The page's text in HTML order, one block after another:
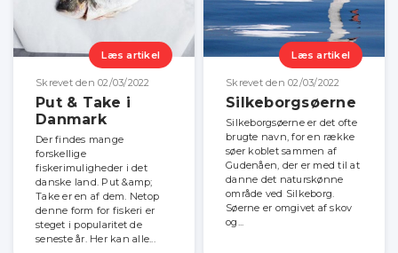
Læs artikel
Skrevet den 02/03/2022
Put & Take i
Danmark
Der findes mange
forskellige
fiskerimuligheder i det
danske land. Put &amp;
Take er en af dem. Netop
denne form for fiskeri er
steget i popularitet de
seneste år. Her kan alle...
Læs artikel
Skrevet den 02/03/2022
Silkeborgsøerne
Silkeborgsøerne er det ofte
brugte navn, for en række
søer koblet sammen af
Gudenåen, der er med til at
danne det naturskønne
område ved Silkeborg.
Søerne er omgivet af skov
og...